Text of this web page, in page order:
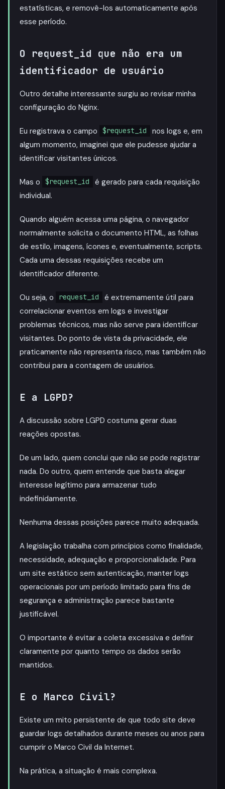
estatísticas, e removê-los automaticamente após
esse período.
O request_id que não era um
identificador de usuário
Outro detalhe interessante surgiu ao revisar minha
configuração do Nginx.
Eu registrava o campo $request_id
nos logs e, em
algum momento, imaginei que ele pudesse ajudar a
identificar visitantes únicos.
Mas o $request_id
é gerado para cada requisição
individual.
Quando alguém acessa uma página, o navegador
normalmente solicita o documento HTML, as folhas
de estilo, imagens, ícones e, eventualmente, scripts.
Cada uma dessas requisições recebe um
identificador diferente.
Ou seja, o request_id
é extremamente útil para
correlacionar eventos em logs e investigar
problemas técnicos, mas não serve para identificar
visitantes. Do ponto de vista da privacidade, ele
praticamente não representa risco, mas também não
contribui para a contagem de usuários.
E a LGPD?
A discussão sobre LGPD costuma gerar duas
reações opostas.
De um lado, quem conclui que não se pode registrar
nada. Do outro, quem entende que basta alegar
interesse legítimo para armazenar tudo
indefinidamente.
Nenhuma dessas posições parece muito adequada.
A legislação trabalha com princípios como finalidade,
necessidade, adequação e proporcionalidade. Para
um site estático sem autenticação, manter logs
operacionais por um período limitado para fins de
segurança e administração parece bastante
justificável.
O importante é evitar a coleta excessiva e definir
claramente por quanto tempo os dados serão
mantidos.
E o Marco Civil?
Existe um mito persistente de que todo site deve
guardar logs detalhados durante meses ou anos para
cumprir o Marco Civil da Internet.
Na prática, a situação é mais complexa.